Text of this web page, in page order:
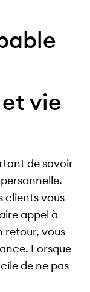
vie
de savoir
clients vous
appel à
retour, vous
Lorsque
de ne pas